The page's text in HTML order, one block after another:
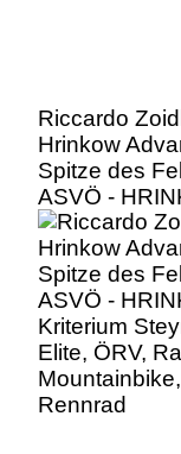
Riccardo
Hrinkow
Spitze des
ASVÖ -
Kriterium
Elite, ÖRV,
Rennrad